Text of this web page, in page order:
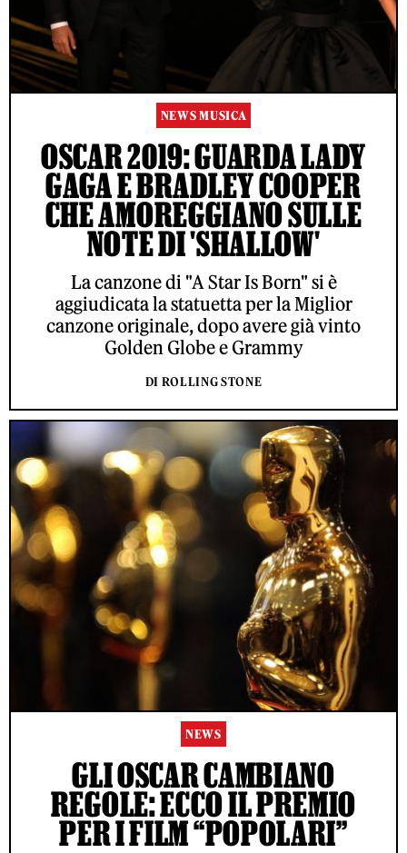
NEWS MUSICA
OSCAR 2019: GUARDA LADY
GAGA E BRADLEY COOPER
CHE AMOREGGIANO SULLE
NOTE DI 'SHALLOW'
La canzone di "A Star Is Born" si è
aggiudicata la statuetta per la Miglior
canzone originale, dopo avere già vinto
Golden Globe e Grammy
DI ROLLING STONE
NEWS
GLI OSCAR CAMBIANO
REGOLE: ECCO IL PREMIO
PER I FILM “POPOLARI”